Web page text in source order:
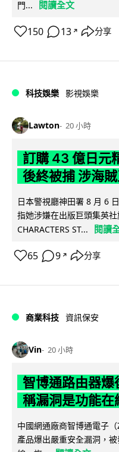
門...
閱讀全文
150 13 ↗ 分享
科技娛樂 影視娛樂
Lawton 20 小時
訂購 43 億日元
後終被捕 涉海
日本警視廳神田署 8 月 6
指她涉嫌在出版巨頭集英
CHARACTERS ST...
閱讀
65 9 ↗ 分享
商業科技 資訊保安
Vin 20 小時
智博通路由器爆
稱漏洞是功能在
中國網通廠商智博通電子
產品爆出嚴重安全漏洞，